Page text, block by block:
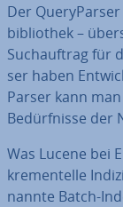
Der
bi­blio­thek –
Such­auf­trag für
ser haben
Parser kann
Be­dürf­nis­se der
Was Lucene bei
kre­men­tel­le
nann­te Batch-